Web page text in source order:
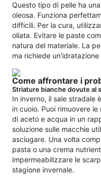
Questo tipo di pelle ha
oleosa. Funziona
difficili. Per la cura,
oliata. Evitare le paste
natura del materiale. La
ma richiede
Come affrontare i
Striature bianche dovute al
In inverno, il sale stradale
in cuoio. Puoi rimuovere
di aceto e acqua in un
soluzione sulle macchie
asciugare. Una volta
pasta o una crema
impermeabilizzare le
stagione invernale.